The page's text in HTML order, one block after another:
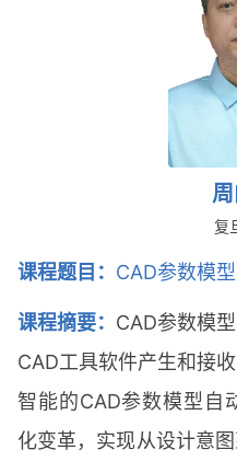
复
课程题目： CAD参数模
课程摘要： CAD参数模
CAD工具软件产生和接
智能的CAD参数模型自
化变革，实现从设计意